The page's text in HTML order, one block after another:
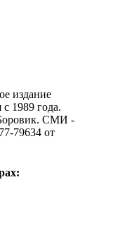
издание
1989 года.
CМИ -
79634 от